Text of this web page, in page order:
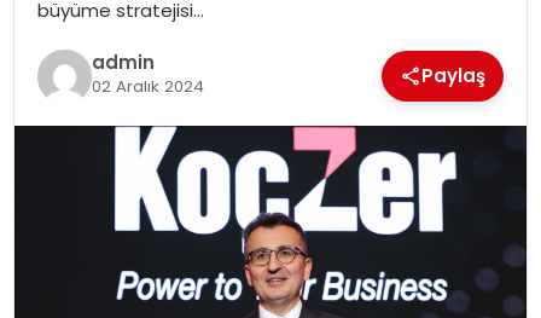
SOSYAL HABER
büyüme stratejisi…
admin
02 Aralık 2024 Paylaş